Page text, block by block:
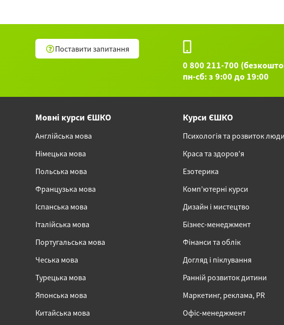
Поставити запитання
0 800 211-700
пн-сб: з 9:00 до 19:00
Мовні курси ЄШКО
Англійська мова
Німецька мова
Польська мова
Французька мова
Іспанська мова
Італійська мова
Португальська мова
Чеська мова
Турецька мова
Японська мова
Китайська мова
Курси ЄШКО
Психологія та розвиток
Краса та здоров’я
Езотерика
Комп’ютерні курси
Дизайн і мистецтво
Бізнес-менеджмент
Фінанси та облік
Догляд і піклування
Ранній розвиток дитини
Маркетинг, реклама, PR
Офіс-менеджмент